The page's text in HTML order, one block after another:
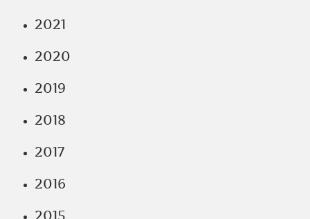
2021
2020
2019
2018
2017
2016
2015